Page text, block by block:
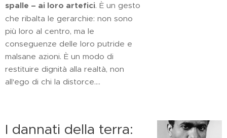
spalle – ai loro artefici. È un gesto
che ribalta le gerarchie: non sono
più loro al centro, ma le
conseguenze delle loro putride e
malsane azioni. È un modo di
restituire dignità alla realtà, non
all'ego di chi la distorce....
I dannati della terra: